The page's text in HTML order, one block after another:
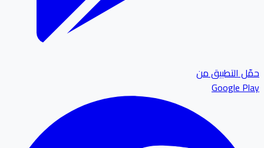
التطبيق من
Google